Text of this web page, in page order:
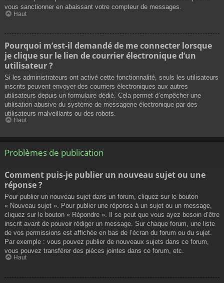
vous sanctionner en abaissant votre compteur de messages.
Haut
Pourquoi m’est-il demandé de me connecter lorsque
je clique sur le lien de courrier électronique d’un
utilisateur ?
Si les administrateurs ont activé cette fonctionnalité, seuls les utilisateurs
inscrits peuvent envoyer des courriers électroniques aux autres
utilisateurs depuis un formulaire dédié. Cela permet d’empêcher une
utilisation abusive du système de messagerie électronique par des
utilisateurs malveillants ou des robots.
Haut
Problèmes de publication
Comment puis-je publier un nouveau sujet ou une
réponse ?
Pour publier un nouveau sujet dans un forum, cliquez sur le bouton
« Nouveau sujet ». Pour publier une réponse à un sujet ou un message,
cliquez sur le bouton « Répondre ». Il se peut que vous ayez besoin d’être
inscrit avant de pouvoir rédiger un message. Sur chaque forum, une liste
de vos permissions est affichée en bas de l’écran du forum ou du sujet.
Par exemple : vous pouvez publier de nouveaux sujets dans ce forum,
vous pouvez transférer des pièces jointes dans ce forum, etc.
Haut